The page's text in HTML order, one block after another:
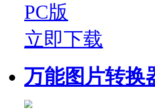
PC版
立即下载
万能图片转换